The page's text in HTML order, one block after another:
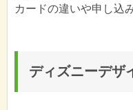
カードの違いや申し込
ディズニーデザ